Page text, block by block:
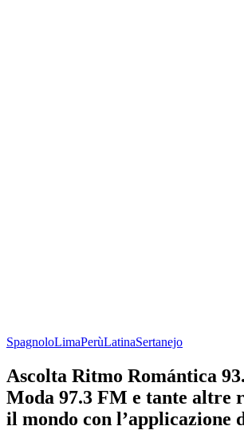
SpagnoloLimaPerùLatinaSertanejo
Ascolta Ritmo Romántica
Moda 97.3 FM e tante altre
il mondo con l’applicazione